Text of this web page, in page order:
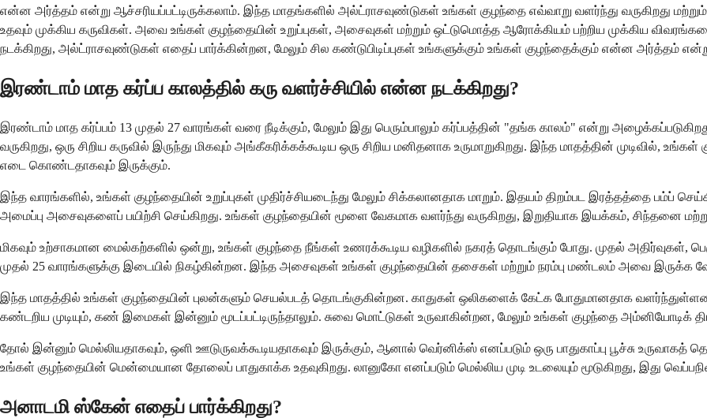
என்ன அர்த்தம் என்று ஆச்சரியப்பட்டிருக்கலாம். இந்த மாதங்களில் அல்ட்ராசவுண்டுகள் உங்கள் குழந்தை எவ்வாறு வளர்ந்து வருகிறது
உதவும் முக்கிய கருவிகள். அவை உங்கள் குழந்தையின் உறுப்புகள், அசைவுகள் மற்றும் ஒட்டுமொத்த ஆரோக்கியம் பற்றிய முக்கிய
நடக்கிறது, அல்ட்ராசவுண்டுகள் எதைப் பார்க்கின்றன, மேலும் சில கண்டுபிடிப்புகள் உங்களுக்கும் உங்கள் குழந்தைக்கும் என்ன அர்த்தம்
இரண்டாம் மாத கர்ப்ப காலத்தில் கரு வளர்ச்சியில் என்ன நடக்கிறது?
இரண்டாம் மாத கர்ப்பம் 13 முதல் 27 வாரங்கள் வரை நீடிக்கும், மேலும் இது பெரும்பாலும் கர்ப்பத்தின் "தங்க காலம்" என்று
வருகிறது, ஒரு சிறிய கருவில் இருந்து மிகவும் அங்கீகரிக்கக்கூடிய ஒரு சிறிய மனிதனாக உருமாறுகிறது. இந்த மாதத்தின் முடிவில்,
எடை கொண்டதாகவும் இருக்கும்.
இந்த வாரங்களில், உங்கள் குழந்தையின் உறுப்புகள் முதிர்ச்சியடைந்து மேலும் சிக்கலானதாக மாறும். இதயம் திறம்பட இரத்தத்தை பம்ப்
அமைப்பு அசைவுகளைப் பயிற்சி செய்கிறது. உங்கள் குழந்தையின் மூளை வேகமாக வளர்ந்து வருகிறது, இறுதியாக இயக்கம், சிந்தனை
மிகவும் உற்சாகமான மைல்கற்களில் ஒன்று, உங்கள் குழந்தை நீங்கள் உணரக்கூடிய வழிகளில் நகரத் தொடங்கும் போது. முதல் அதிர்வுகள்,
முதல் 25 வாரங்களுக்கு இடையில் நிகழ்கின்றன. இந்த அசைவுகள் உங்கள் குழந்தையின் தசைகள் மற்றும் நரம்பு மண்டலம் அவை இருக்க
இந்த மாதத்தில் உங்கள் குழந்தையின் புலன்களும் செயல்படத் தொடங்குகின்றன. காதுகள் ஒலிகளைக் கேட்க போதுமானதாக
கண்டறிய முடியும், கண் இமைகள் இன்னும் மூடப்பட்டிருந்தாலும். சுவை மொட்டுகள் உருவாகின்றன, மேலும் உங்கள் குழந்தை அம்னியோடிக்
தோல் இன்னும் மெல்லியதாகவும், ஒளி ஊடுருவக்கூடியதாகவும் இருக்கும், ஆனால் வெர்னிக்ஸ் எனப்படும் ஒரு பாதுகாப்பு பூச்சு உருவாகத்
உங்கள் குழந்தையின் மென்மையான தோலைப் பாதுகாக்க உதவுகிறது. லானுகோ எனப்படும் மெல்லிய முடி உடலையும் மூடுகிறது, இது
அனாடமி ஸ்கேன் எதைப் பார்க்கிறது?